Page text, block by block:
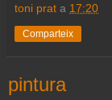
toni prat a 17:20
Comparteix
pintura